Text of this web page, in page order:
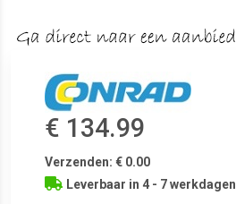
€ 134.99
Verzenden: € 0.00
Leverbaar in 4 - 7 werkdagen